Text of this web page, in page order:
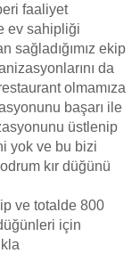
faaliyet
ev sahipliği
sağladığımız ekip
da
olmamıza
başarı ile
üstlenip
yok ve bu bizi
kır düğünü
ve totalde 800
için